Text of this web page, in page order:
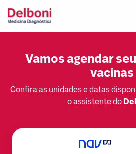
Vamos agendar
vacinas
Confira as unidades e datas
o assistente do